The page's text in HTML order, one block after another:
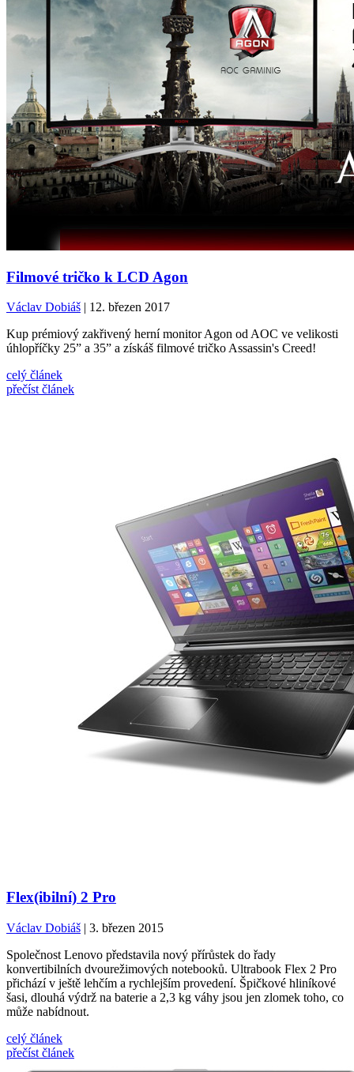
Filmové tričko k LCD Agon
Václav Dobiáš | 12. březen 2017
Kup prémiový zakřivený herní monitor Agon od AOC ve velikosti
úhlopříčky 25” a 35” a získáš filmové tričko Assassin's Creed!
celý článek
přečíst článek
Flex(ibilní) 2 Pro
Václav Dobiáš | 3. březen 2015
Společnost Lenovo představila nový přírůstek do řady
konvertibilních dvourežimových notebooků. Ultrabook Flex 2 Pro
přichází v ještě lehčím a rychlejším provedení. Špičkové hliníkové
šasi, dlouhá výdrž na baterie a 2,3 kg váhy jsou jen zlomek toho, co
může nabídnout.
celý článek
přečíst článek